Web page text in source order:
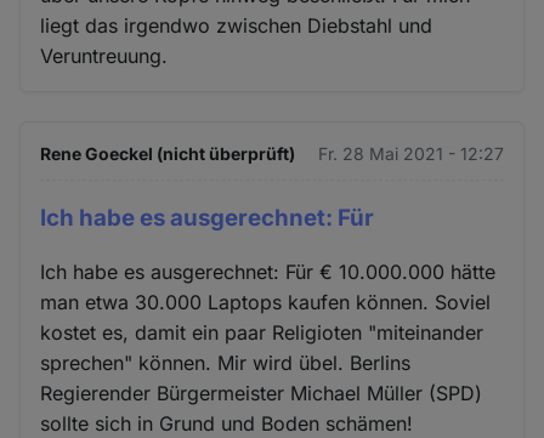
liegt das irgendwo zwischen Diebstahl und
Veruntreuung.
Rene Goeckel (nicht überprüft) Fr. 28 Mai 2021 - 12:27
Ich habe es ausgerechnet: Für
Ich habe es ausgerechnet: Für € 10.000.000 hätte
man etwa 30.000 Laptops kaufen können. Soviel
kostet es, damit ein paar Religioten "miteinander
sprechen" können. Mir wird übel. Berlins
Regierender Bürgermeister Michael Müller (SPD)
sollte sich in Grund und Boden schämen!